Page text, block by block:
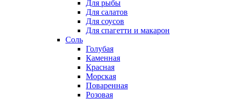
Для рыбы
Для салатов
Для соусов
Для спагетти и макарон
Соль
Голубая
Каменная
Красная
Морская
Поваренная
Розовая